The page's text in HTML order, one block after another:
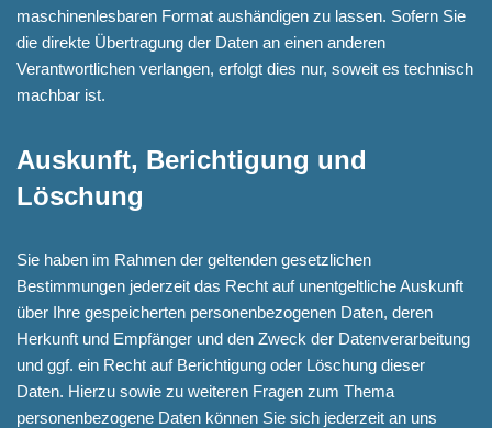
maschinenlesbaren Format aushändigen zu lassen. Sofern Sie
die direkte Übertragung der Daten an einen anderen
Verantwortlichen verlangen, erfolgt dies nur, soweit es technisch
machbar ist.
Auskunft, Berichtigung und
Löschung
Sie haben im Rahmen der geltenden gesetzlichen
Bestimmungen jederzeit das Recht auf unentgeltliche Auskunft
über Ihre gespeicherten personenbezogenen Daten, deren
Herkunft und Empfänger und den Zweck der Datenverarbeitung
und ggf. ein Recht auf Berichtigung oder Löschung dieser
Daten. Hierzu sowie zu weiteren Fragen zum Thema
personenbezogene Daten können Sie sich jederzeit an uns